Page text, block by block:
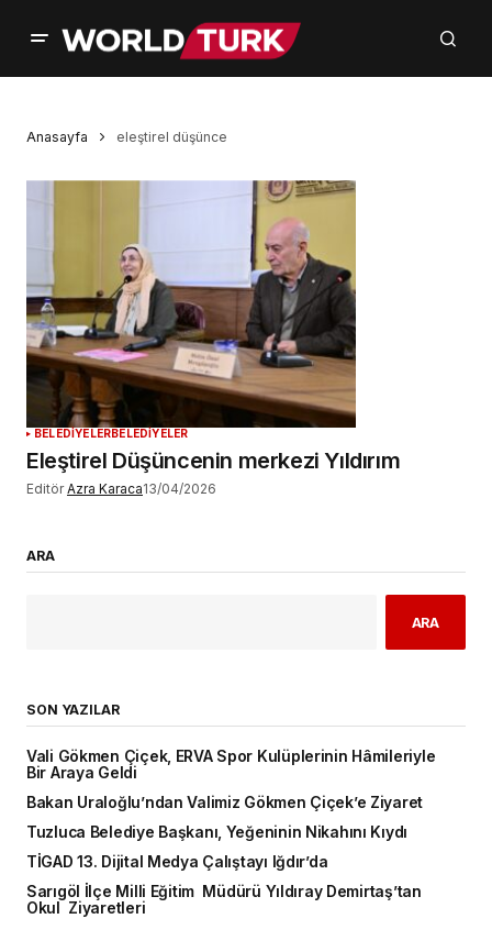
Anasayfa eleştirel düşünce
BELEDİYELERBELEDİYELER
Eleştirel Düşüncenin merkezi Yıldırım
Editör Azra Karaca13/04/2026
ARA
ARA
SON YAZILAR
Vali Gökmen Çiçek, ERVA Spor Kulüplerinin Hâmileriyle
Bir Araya Geldi
Bakan Uraloğlu’ndan Valimiz Gökmen Çiçek’e Ziyaret
Tuzluca Belediye Başkanı, Yeğeninin Nikahını Kıydı
TİGAD 13. Dijital Medya Çalıştayı Iğdır’da
Sarıgöl İlçe Milli Eğitim Müdürü Yıldıray Demirtaş’tan
Okul Ziyaretleri